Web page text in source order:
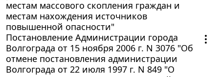
местам массового скопления граждан и
местам нахождения источников
повышенной опасности"
Постановление Администрации города
Волгограда от 15 ноября 2006 г. N 3076 "Об
отмене постановления администрации
Волгограда от 22 июля 1997 г. N 849 "О